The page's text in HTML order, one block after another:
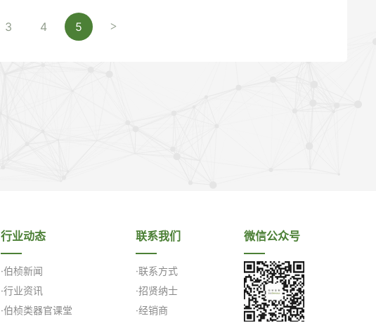
3 4 5 >
行业动态
·伯桢新闻
·行业资讯
·伯桢类器官课堂
联系我们
·联系方式
·招贤纳士
·经销商
微信公众号